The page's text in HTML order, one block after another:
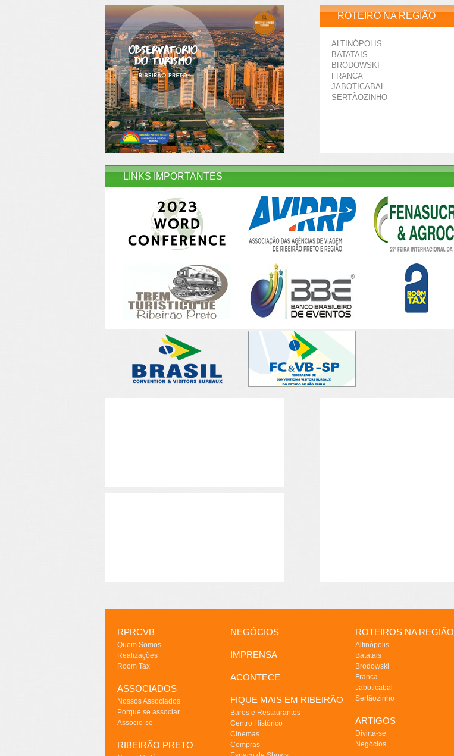
ROTEIRO NA REGIÃO
ALTINÓPOLIS
BATATAIS
BRODOWSKI
FRANCA
JABOTICABAL
SERTÃOZINHO
LINKS IMPORTANTES
RPRCVB
Quem Somos
Realizações
Room Tax
ASSOCIADOS
Nossos Associados
Porque se associar
Associe-se
RIBEIRÃO PRETO
NEGÓCIOS
IMPRENSA
ACONTECE
FIQUE MAIS EM RIBEIRÃO
Bares e Restaurantes
Centro Histórico
Cinemas
Compras
ROTEIROS NA REGIÃO
Altinópolis
Batatais
Brodowski
Franca
Jaboticabal
Sertãozinho
ARTIGOS
Divirta-se
Negócios